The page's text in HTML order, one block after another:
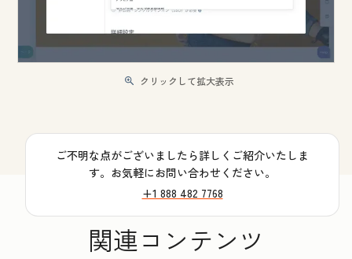
クリックして拡大表示
ご不明な点がございましたら詳しくご紹介いたしま
す。お気軽にお問い合わせください。
+1 888 482 7768
関連コンテンツ